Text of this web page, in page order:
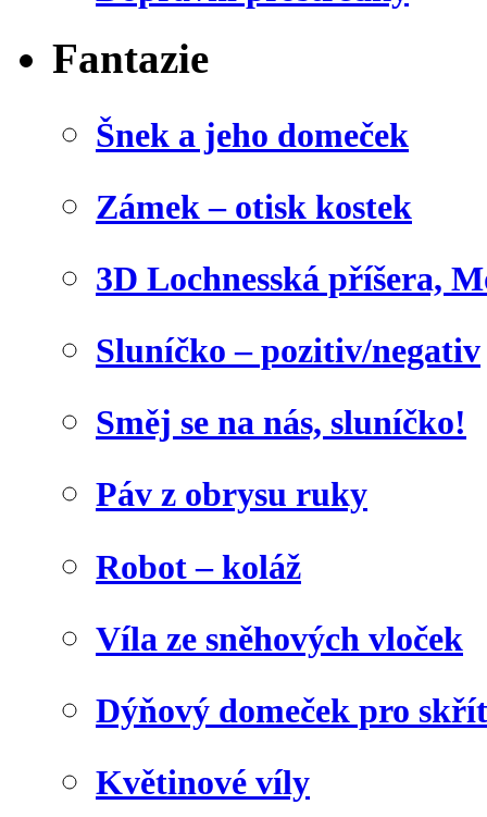
Fantazie
Šnek a jeho domeček
Zámek – otisk kostek
3D Lochnesská příšera,
Sluníčko – pozitiv/negativ
Směj se na nás, sluníčko!
Páv z obrysu ruky
Robot – koláž
Víla ze sněhových vloček
Dýňový domeček pro
Květinové víly